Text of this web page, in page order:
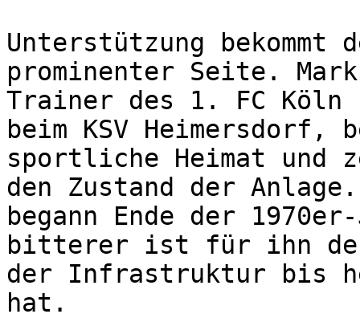
Unterstützung bekommt
prominenter Seite.
Trainer des 1. FC
beim KSV Heimersdorf,
sportliche Heimat und
den Zustand der
begann Ende der
bitterer ist für ihn
der Infrastruktur bis
hat.